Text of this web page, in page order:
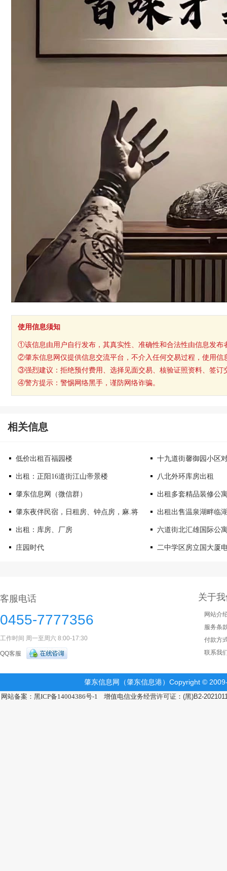
使用信息须知
①该信息由用户自行发布，其真实性、准确性和合法性由信息发布
②肇东信息网仅提供信息交流平台，不介入任何交易过程，使用信
③强烈建议：拒绝预付费用、选择见面交易、核验证照资料、签订
④警方提示：警惕网络黑手，谨防网络诈骗。
相关信息
低价出租百福园楼 十九道街馨御园小区
出租：正阳16道街江山帝景楼 八北外环库房出租
肇东信息网（微信群） 出租多套精品装修公
肇东夜伴民宿，日租房、钟点房，麻.将 出租出售温泉湖畔临
出租：库房、厂房 六道街北汇雄国际公
庄园时代 二中学区房立国大厦
客服电话
0455-7777356
工作时间 周一至周六 8:00-17:30
QQ客服
关于
网站介
服务条
付款方
联系我
肇东信息网（肇东信息港）Copyright ©
网站备案：黑ICP备14004386号-1 增值电信业务经营许可证：(黑)B2-